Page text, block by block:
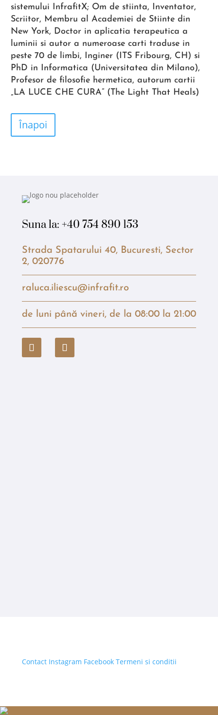
sistemului InfrafitX; Om de stiinta, Inventator,
Scriitor, Membru al Academiei de Stiinte din
New York, Doctor in aplicatia terapeutica a
luminii si autor a numeroase carti traduse in
peste 70 de limbi, Inginer (ITS Fribourg, CH) si
PhD in Informatica (Universitatea din Milano),
Profesor de filosofie hermetica, autorum cartii
„LA LUCE CHE CURA” (The Light That Heals)
Înapoi
Suna la: +40 754 890 153
Strada Spatarului 40, Bucuresti, Sector
2, 020776
raluca.iliescu@infrafit.ro
de luni până vineri, de la 08:00 la 21:00
Contact Instagram Facebook Termeni si conditii